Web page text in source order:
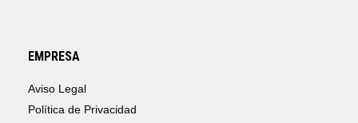
EMPRESA
Aviso Legal
Política de Privacidad